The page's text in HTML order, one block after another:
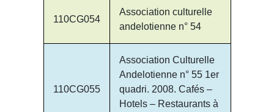
110CG054
Association culturelle
andelotienne n° 54
110CG055
Association Culturelle
Andelotienne n° 55 1er
quadri. 2008. Cafés –
Hotels – Restaurants à